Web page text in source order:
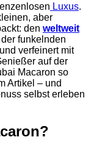
Luxus.
aber
den weltweit
funkelnden
verfeinert mit
auf der
Macaron so
Artikel – und
selbst erleben